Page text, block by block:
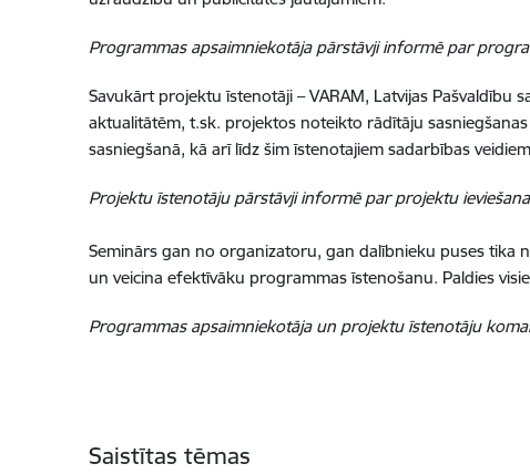
Programmas apsaimniekotāja pārstāvji informē par
Savukārt projektu īstenotāji – VARAM, Latvijas Pašvaldību
aktualitātēm, t.sk. projektos noteikto rādītāju
sasniegšanā, kā arī līdz šim īstenotajiem sadarbības
Projektu īstenotāju pārstāvji informē par projektu
Seminārs gan no organizatoru, gan dalībnieku puses tika
un veicina efektīvāku programmas īstenošanu. Paldies
Programmas apsaimniekotāja un projektu īstenotāju
Saistītas tēmas